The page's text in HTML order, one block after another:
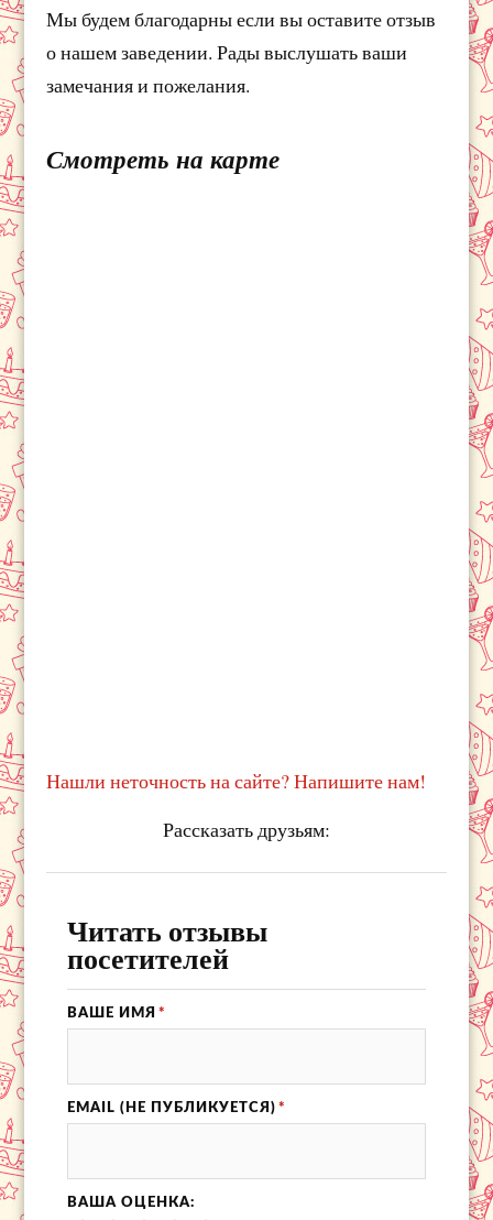
Мы будем благодарны если вы оставите отзыв
о нашем заведении. Рады выслушать ваши
замечания и пожелания.
Смотреть на карте
Нашли неточность на сайте? Напишите нам!
Рассказать друзьям:
Читать отзывы
посетителей
ВАШЕ ИМЯ *
EMAIL (НЕ ПУБЛИКУЕТСЯ) *
ВАША ОЦЕНКА: